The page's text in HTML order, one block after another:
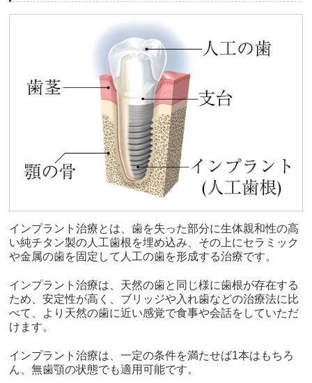
インプラント治療とは、歯を失った部分に生体親和性の高
い純チタン製の人工歯根を埋め込み、その上にセラミック
や金属の歯を固定して人工の歯を形成する治療です。
インプラント治療は、天然の歯と同じ様に歯根が存在する
ため、安定性が高く、ブリッジや入れ歯などの治療法に比
べて、より天然の歯に近い感覚で食事や会話をしていただ
けます。
インプラント治療は、一定の条件を満たせば1本はもちろ
ん、無歯顎の状態でも適用可能です。